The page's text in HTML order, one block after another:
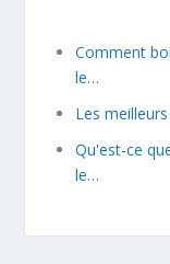
Comment
le…
Les
Qu'est-ce
le…